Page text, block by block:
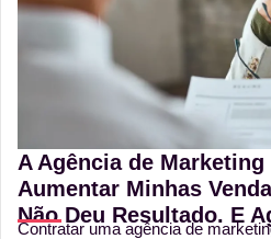
A Agência de
Aumentar Minhas
Não Deu Resultado. E
Contratar uma agência de